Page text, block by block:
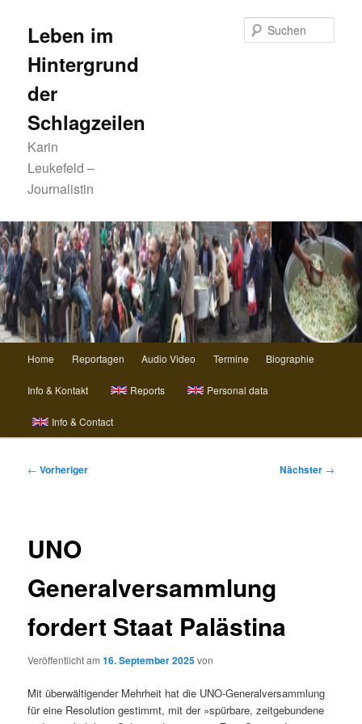
primären
springen
Leben im
Hintergrund
der
Schlagzeilen
Karin
Leukefeld –
Journalistin
Home Reportagen Audio Video Termine Biographie
Info & Kontakt Reports Personal data
Info & Contact
Beitragsnavigation
← Vorheriger Nächster →
UNO
Generalversammlung
fordert Staat Palästina
Veröffentlicht am16. September 2025von
Mit überwältigender Mehrheit hat die UNO-Generalversammlung
für eine Resolution gestimmt, mit der »spürbare, zeitgebundene